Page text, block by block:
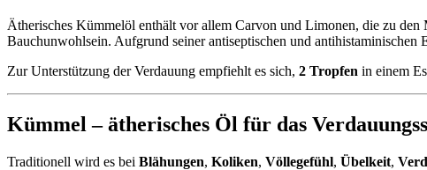
Ätherisches Kümmelöl enthält vor allem Carvon und Limonen, die zu
Bauchunwohlsein. Aufgrund seiner antiseptischen und antihistaminischen
Zur Unterstützung der Verdauung empfiehlt es sich, 2 Tropfen in einem
Kümmel – ätherisches Öl für das
Traditionell wird es bei Blähungen, Koliken, Völlegefühl, Übelkeit,